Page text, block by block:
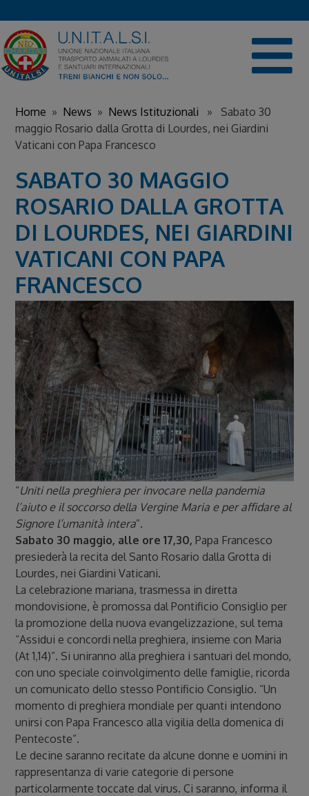
to
content
Home » News » News Istituzionali » Sabato 30
maggio Rosario dalla Grotta di Lourdes, nei Giardini
Vaticani con Papa Francesco
SABATO 30 MAGGIO
ROSARIO DALLA GROTTA
DI LOURDES, NEI GIARDINI
VATICANI CON PAPA
FRANCESCO
“Uniti nella preghiera per invocare nella pandemia
l’aiuto e il soccorso della Vergine Maria e per affidare al
Signore l’umanità intera”.
Sabato 30 maggio, alle ore 17,30, Papa Francesco
presiederà la recita del Santo Rosario dalla Grotta di
Lourdes, nei Giardini Vaticani.
La celebrazione mariana, trasmessa in diretta
mondovisione, è promossa dal Pontificio Consiglio per
la promozione della nuova evangelizzazione, sul tema
“Assidui e concordi nella preghiera, insieme con Maria
(At 1,14)”. Si uniranno alla preghiera i santuari del mondo,
con uno speciale coinvolgimento delle famiglie, ricorda
un comunicato dello stesso Pontificio Consiglio. “Un
momento di preghiera mondiale per quanti intendono
unirsi con Papa Francesco alla vigilia della domenica di
Pentecoste”.
Le decine saranno recitate da alcune donne e uomini in
rappresentanza di varie categorie di persone
particolarmente toccate dal virus. Ci saranno, informa il